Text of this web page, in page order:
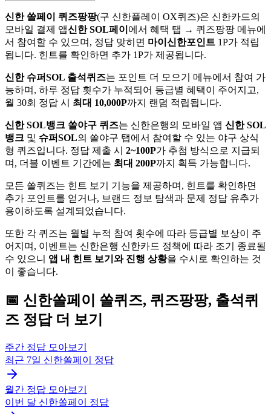
신한 쏠페이 퀴즈팡팡(구 신한플레이 OX퀴즈)은 신한카드의
모바일 결제 앱신한 SOL페이 에서 혜택 탭 → 퀴즈팡팡 메뉴에
서 참여할 수 있으며, 정답 맞히면 마이신한포인트 1P가 적립
됩니다. 힌트를 확인하면 추가 1P가 제공됩니다.
신한 슈퍼SOL 출석퀴즈는 포인트 더 모으기 메뉴에서 참여 가
능하며, 하루 정답 횟수가 누적되어 등급별 혜택이 주어지고,
월 30회 정답 시 최대 10,000P까지 랜덤 적립됩니다.
신한 SOL뱅크 쏠야구 퀴즈는 신한은행의 모바일 앱 신한 SOL
뱅크 및 슈퍼SOL의 쏠야구 탭에서 참여할 수 있는 야구 상식
형 퀴즈입니다. 정답 제출 시 2~100P가 추첨 방식으로 지급되
며, 더블 이벤트 기간에는 최대 200P까지 획득 가능합니다.
모든 쏠퀴즈는 힌트 보기 기능을 제공하며, 힌트를 확인하면
추가 포인트를 얻거나, 브랜드 정보 탐색과 문제 정답 유추가
용이하도록 설계되었습니다.
또한 각 퀴즈는 월별 누적 참여 횟수에 따라 등급별 보상이 주
어지며, 이벤트는 신한은행 신한카드 정책에 따라 조기 종료될
수 있으니 앱 내 힌트 보기와 진행 상황을 수시로 확인하는 것
이 좋습니다.
📅 신한쏠페이
쏠퀴즈, 퀴즈팡팡, 출석퀴
즈 정답 더 보기
주간 정답 모아보기
최근 7일 신한쏠페이 정답
월간 정답 모아보기
이번 달 신한쏠페이 정답